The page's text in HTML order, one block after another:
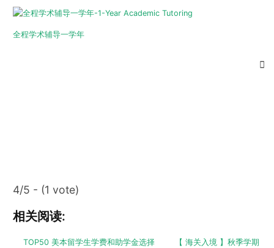
全程学术辅导一学年
4/5 - (1 vote)
相关阅读:
TOP50 美本留学生学费和助学金选择
【 海关入境 】秋季学期